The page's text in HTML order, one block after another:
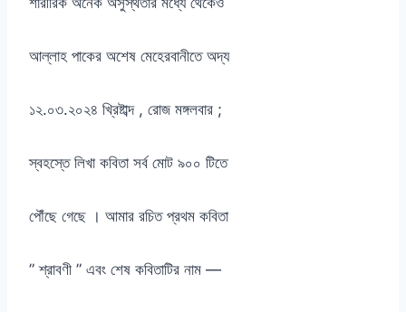
আল্লাহ পাকের অশেষ মেহেরবানীতে অদ্য
১২.০৩.২০২৪ খ্রিষ্টাব্দ , রোজ মঙ্গলবার ;
স্বহস্তে লিখা কবিতা সর্ব মোট ৯০০ টিতে
পৌঁছে গেছে । আমার রচিত প্রথম কবিতা
” শ্রাবণী ” এবং শেষ কবিতাটির নাম —